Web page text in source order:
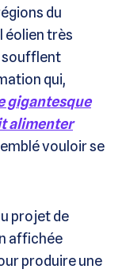
du
éolien très
soufflent
qui,
gigantesque
alimenter
vouloir se
projet de
affichée
produire une